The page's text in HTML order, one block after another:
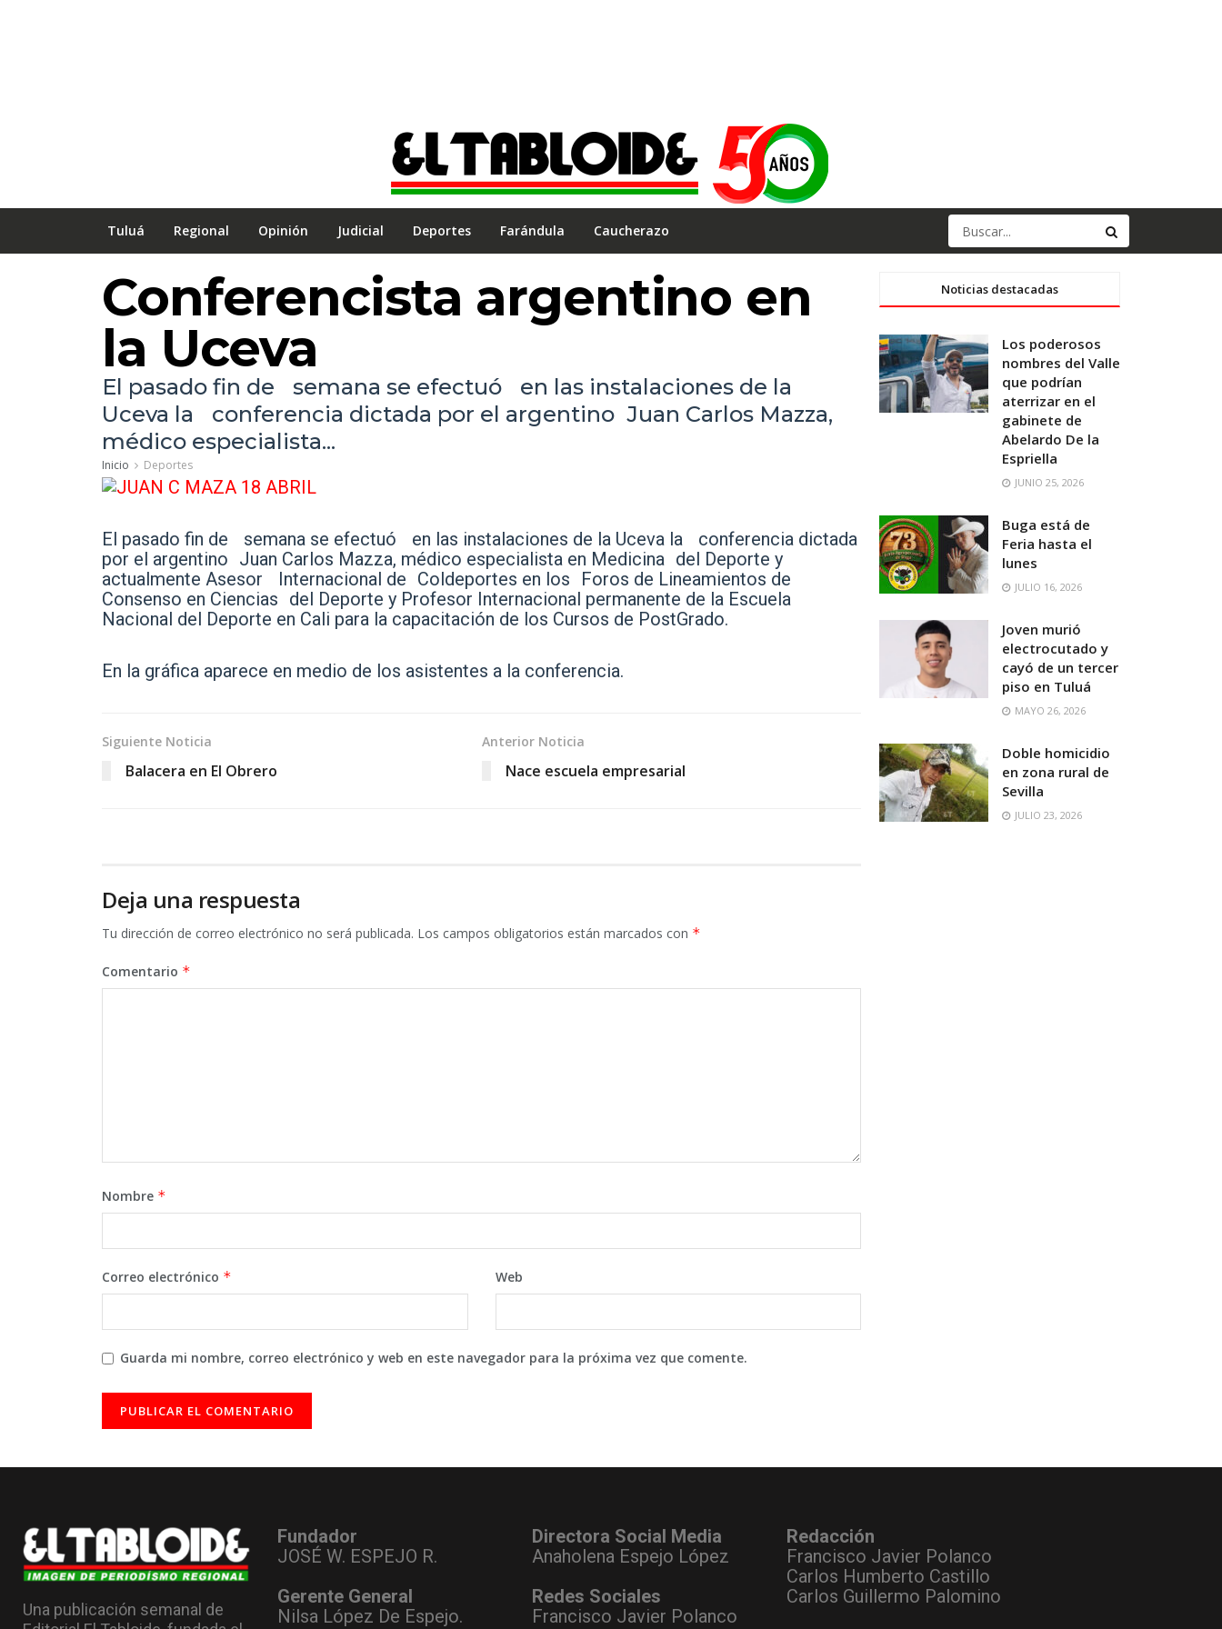
Tuluá Regional Opinión Judicial Deportes Farándula Caucherazo
Conferencista argentino en
la Uceva
El pasado fin de semana se efectuó en las instalaciones de la
Uceva la conferencia dictada por el argentino Juan Carlos Mazza,
médico especialista...
Inicio Deportes
El pasado fin de semana se efectuó en las instalaciones de la Uceva la conferencia dictada
por el argentino Juan Carlos Mazza, médico especialista en Medicina del Deporte y
actualmente Asesor Internacional de Coldeportes en los Foros de Lineamientos de
Consenso en Ciencias del Deporte y Profesor Internacional permanente de la Escuela
Nacional del Deporte en Cali para la capacitación de los Cursos de PostGrado.
En la gráfica aparece en medio de los asistentes a la conferencia.
Siguiente Noticia
Balacera en El Obrero
Anterior Noticia
Nace escuela empresarial
Deja una respuesta
Tu dirección de correo electrónico no será publicada. Los campos obligatorios están marcados con *
Comentario *
Nombre *
Correo electrónico * Web
Guarda mi nombre, correo electrónico y web en este navegador para la próxima vez que comente.
Noticias destacadas
Los poderosos
nombres del Valle
que podrían
aterrizar en el
gabinete de
Abelardo De la
Espriella
JUNIO 25, 2026
Buga está de
Feria hasta el
lunes
JULIO 16, 2026
Joven murió
electrocutado y
cayó de un tercer
piso en Tuluá
MAYO 26, 2026
Doble homicidio
en zona rural de
Sevilla
JULIO 23, 2026
Una publicación semanal de
Fundador
JOSÉ W. ESPEJO R.
Gerente General
Nilsa López De Espejo.
Directora Social Media
Anaholena Espejo López
Redes Sociales
Francisco Javier Polanco
Redacción
Francisco Javier Polanco
Carlos Humberto Castillo
Carlos Guillermo Palomino